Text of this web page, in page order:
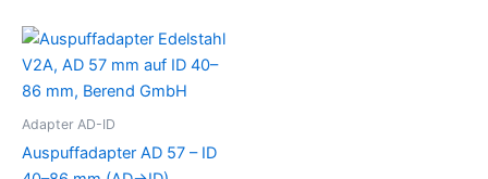
Adapter AD-ID
Auspuffadapter AD 57 – ID
Dieses